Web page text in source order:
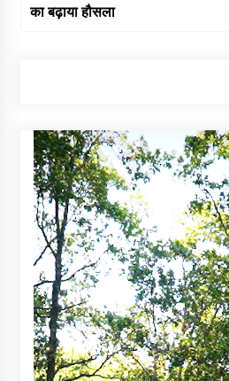
का बढ़ाया हौसला